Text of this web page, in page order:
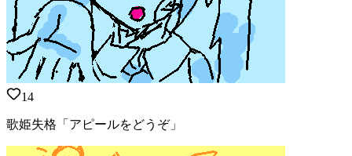
14
歌姫失格「アピールをどうぞ」